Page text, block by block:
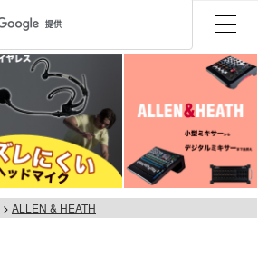
ALLEN & HEATH